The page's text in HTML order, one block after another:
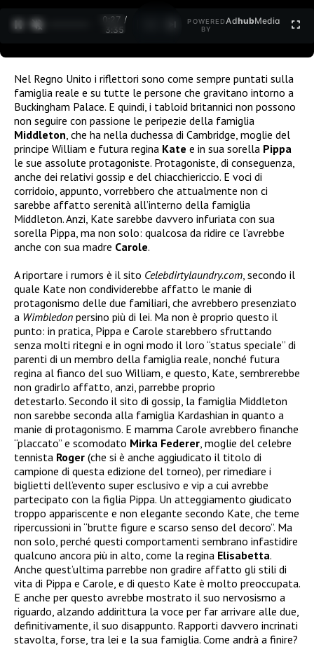
0:27 /
3:35
POWERED
BY
AdhubMedia
Nel Regno Unito i riflettori sono come sempre puntati sulla
famiglia reale e su tutte le persone che gravitano intorno a
Buckingham Palace. E quindi, i tabloid britannici non possono
non seguire con passione le peripezie della famiglia
Middleton , che ha nella duchessa di Cambridge, moglie del
principe William e futura regina Kate e in sua sorella Pippa
le sue assolute protagoniste. Protagoniste, di conseguenza,
anche dei relativi gossip e del chiacchiericcio. E voci di
corridoio, appunto, vorrebbero che attualmente non ci
sarebbe affatto serenità all’interno della famiglia
Middleton. Anzi, Kate sarebbe davvero infuriata con sua
sorella Pippa, ma non solo: qualcosa da ridire ce l’avrebbe
anche con sua madre Carole.
A riportare i rumors è il sito Celebdirtylaundry.com , secondo il
quale Kate non condividerebbe affatto le manie di
protagonismo delle due familiari, che avrebbero presenziato
a Wimbledon persino più di lei. Ma non è proprio questo il
punto: in pratica, Pippa e Carole starebbero sfruttando
senza molti ritegni e in ogni modo il loro “status speciale” di
parenti di un membro della famiglia reale, nonché futura
regina al fianco del suo William, e questo, Kate, sembrerebbe
non gradirlo affatto, anzi, parrebbe proprio
detestarlo. Secondo il sito di gossip, la famiglia Middleton
non sarebbe seconda alla famiglia Kardashian in quanto a
manie di protagonismo. E mamma Carole avrebbero finanche
“placcato” e scomodato Mirka Federer , moglie del celebre
tennista Roger (che si è anche aggiudicato il titolo di
campione di questa edizione del torneo), per rimediare i
biglietti dell’evento super esclusivo e vip a cui avrebbe
partecipato con la figlia Pippa. Un atteggiamento giudicato
troppo appariscente e non elegante secondo Kate, che teme
ripercussioni in “brutte figure e scarso senso del decoro”. Ma
non solo, perché questi comportamenti sembrano infastidire
qualcuno ancora più in alto, come la regina Elisabetta.
Anche quest’ultima parrebbe non gradire affatto gli stili di
vita di Pippa e Carole, e di questo Kate è molto preoccupata.
E anche per questo avrebbe mostrato il suo nervosismo a
riguardo, alzando addirittura la voce per far arrivare alle due,
definitivamente, il suo disappunto. Rapporti davvero incrinati
stavolta, forse, tra lei e la sua famiglia. Come andrà a finire?